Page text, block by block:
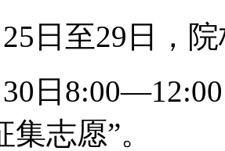
25日至29日，
30日
志愿”。